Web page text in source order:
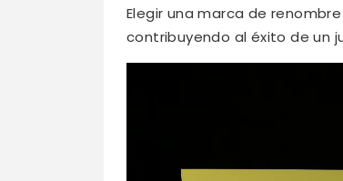
Elegir una marca de
contribuyendo al éxito de un